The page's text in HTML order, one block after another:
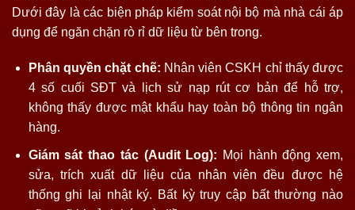
Dưới đây là các biện pháp kiểm soát nội bộ mà nhà cái áp
dụng để ngăn chặn rò rỉ dữ liệu từ bên trong.
Phân quyền chặt chẽ: Nhân viên CSKH chỉ thấy được
4 số cuối SĐT và lịch sử nạp rút cơ bản để hỗ trợ,
không thấy được mật khẩu hay toàn bộ thông tin ngân
hàng.
Giám sát thao tác (Audit Log): Mọi hành động xem,
sửa, trích xuất dữ liệu của nhân viên đều được hệ
thống ghi lại nhật ký. Bất kỳ truy cập bất thường nào